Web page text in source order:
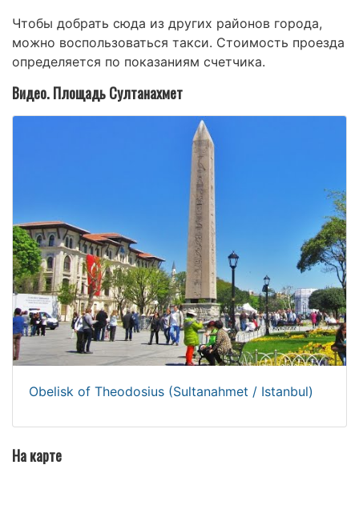
Чтобы добрать сюда из других районов города,
можно воспользоваться такси. Стоимость проезда
определяется по показаниям счетчика.
Видео. Площадь Султанахмет
Obelisk of Theodosius (Sultanahmet / Istanbul)
На карте